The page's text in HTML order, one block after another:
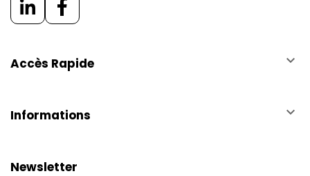
Accès Rapide keyboard_arrow_down
Informations keyboard_arrow_down
Newsletter